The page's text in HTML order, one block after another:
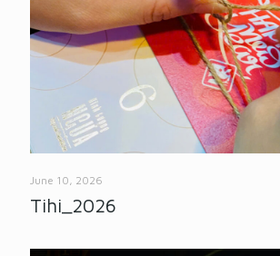
June 10, 2026
Tihi_2026